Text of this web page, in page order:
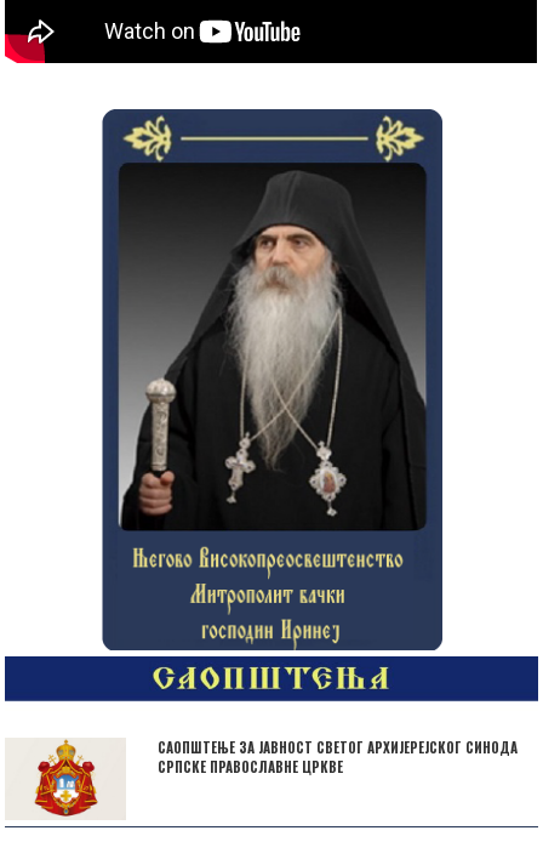
САОПШТЕЊЕ ЗА ЈАВНОСТ СВЕТОГ АРХИЈЕРЕЈСКОГ СИНОДА
СРПСКЕ ПРАВОСЛАВНЕ ЦРКВЕ